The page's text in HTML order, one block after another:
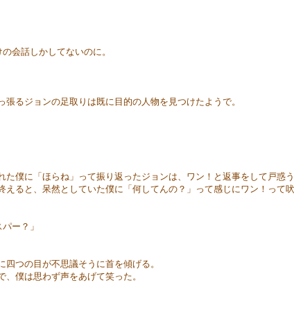
会話しかしてないのに。
るジョンの足取りは既に目的の人物を見つけたようで。
僕に「ほらね」って振り返ったジョンは、ワン！と返事をして戸惑
えると、呆然としていた僕に「何してんの？」って感じにワン！って吠
ー？」
つの目が不思議そうに首を傾げる。
、僕は思わず声をあげて笑った。